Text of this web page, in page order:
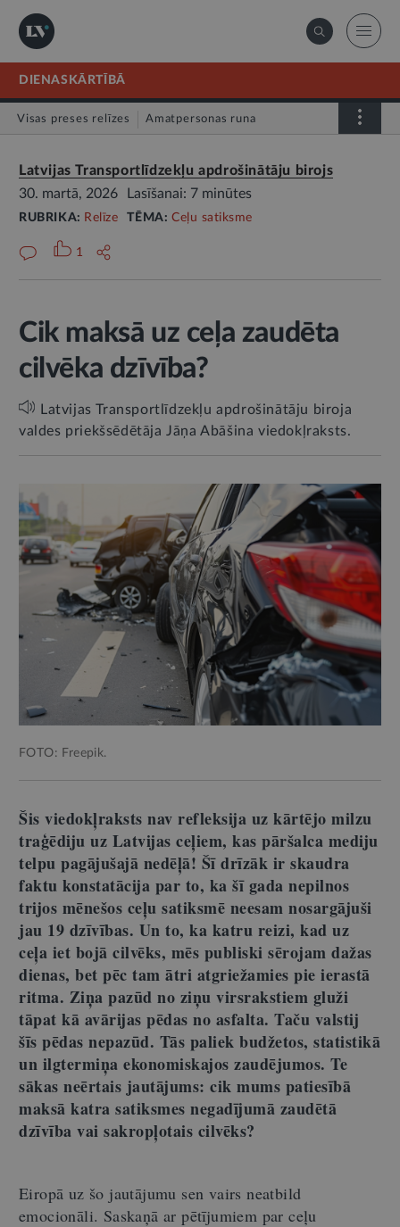
DIENASKĀRTĪBĀ
Visas preses relīzes Amatpersonas runa
Latvijas Transportlīdzekļu apdrošinātāju birojs
30. martā, 2026
Lasīšanai: 7 minūtes
RUBRIKA: Relīze TĒMA:Ceļu satiksme
1
Cik maksā uz ceļa zaudēta
cilvēka dzīvība?
Latvijas Transportlīdzekļu apdrošinātāju biroja
valdes priekšsēdētāja Jāņa Abāšina viedokļraksts.
FOTO: Freepik.
Šis viedokļraksts nav refleksija uz kārtējo milzu
traģēdiju uz Latvijas ceļiem, kas pāršalca mediju
telpu pagājušajā nedēļā! Šī drīzāk ir skaudra
faktu konstatācija par to, ka šī gada nepilnos
trijos mēnešos ceļu satiksmē neesam nosargājuši
jau 19 dzīvības. Un to, ka katru reizi, kad uz
ceļa iet bojā cilvēks, mēs publiski sērojam dažas
dienas, bet pēc tam ātri atgriežamies pie ierastā
ritma. Ziņa pazūd no ziņu virsrakstiem gluži
tāpat kā avārijas pēdas no asfalta. Taču valstij
šīs pēdas nepazūd. Tās paliek budžetos, statistikā
un ilgtermiņa ekonomiskajos zaudējumos. Te
sākas neērtais jautājums: cik mums patiesībā
maksā katra satiksmes negadījumā zaudētā
dzīvība vai sakropļotais cilvēks?
Eiropā uz šo jautājumu sen vairs neatbild
emocionāli. Saskaņā ar pētījumiem par ceļu